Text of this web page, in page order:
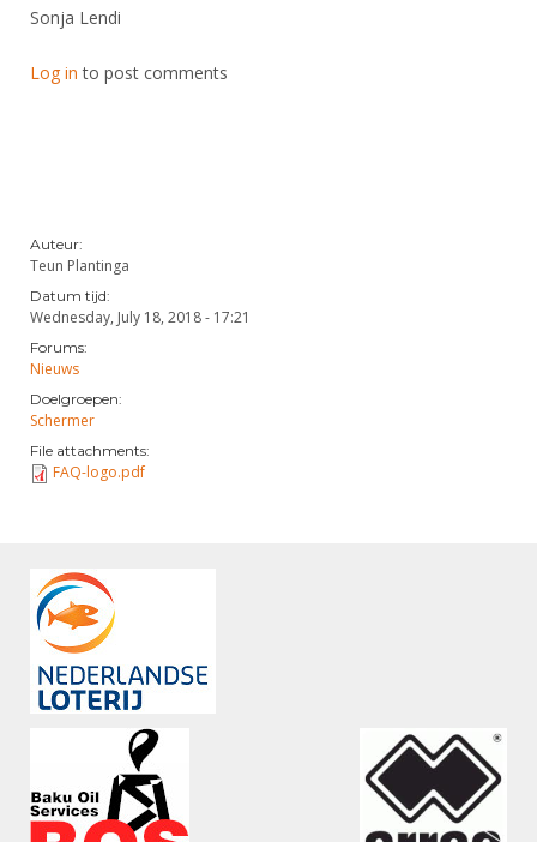
Sonja Lendi
Log in to post comments
Auteur:
Teun Plantinga
Datum tijd:
Wednesday, July 18, 2018 - 17:21
Forums:
Nieuws
Doelgroepen:
Schermer
File attachments:
FAQ-logo.pdf